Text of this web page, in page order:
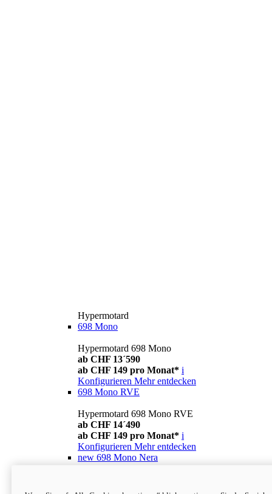
Hypermotard
698 Mono
Hypermotard 698 Mono
ab CHF 13´590
ab CHF 149 pro Monat* i
Konfigurieren Mehr entdecken
698 Mono RVE
Hypermotard 698 Mono RVE
ab CHF 14´490
ab CHF 149 pro Monat* i
Konfigurieren Mehr entdecken
new 698 Mono Nera
ab CHF 13´990